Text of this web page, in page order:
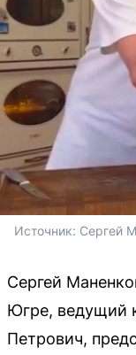
Источник: Сергей
Сергей
Югре, ведущий
Петрович,